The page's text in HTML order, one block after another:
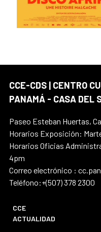
CCE-CDS | CENTRO
PANAMÁ - CASA DEL
Paseo Esteban Huertas,
Horarios Exposición:
Horarios Oficias
4pm
Correo electrónico :
Teléfono:+(507) 378 2300
CCE
ACTUALIDAD